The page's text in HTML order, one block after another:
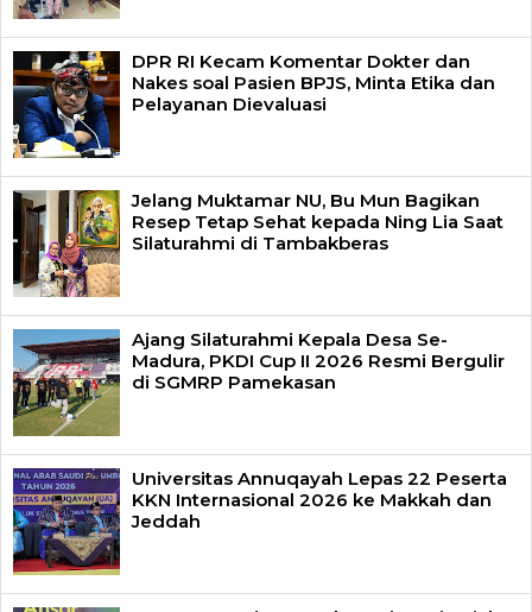
DPR RI Kecam Komentar Dokter dan
Nakes soal Pasien BPJS, Minta Etika dan
Pelayanan Dievaluasi
Jelang Muktamar NU, Bu Mun Bagikan
Resep Tetap Sehat kepada Ning Lia Saat
Silaturahmi di Tambakberas
Ajang Silaturahmi Kepala Desa Se-
Madura, PKDI Cup II 2026 Resmi Bergulir
di SGMRP Pamekasan
Universitas Annuqayah Lepas 22 Peserta
KKN Internasional 2026 ke Makkah dan
Jeddah